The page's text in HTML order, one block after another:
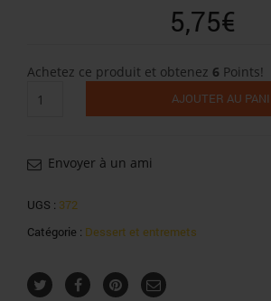
5,75€
Achetez ce produit et obtenez 6 Points!
de
crème
570g
AJOUTER AU
Envoyer à un ami
UGS : 372
Catégorie : Dessert et entremets